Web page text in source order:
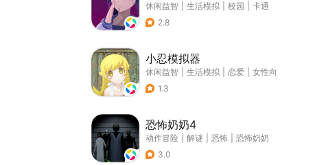
休闲益智 生活模拟 校园
卡通
2.8
小忍模拟器
休闲益智 生活模拟 恋爱
女性向
1.3
恐怖奶奶4
动作冒险 解谜 恐怖
恐怖奶奶
3.0